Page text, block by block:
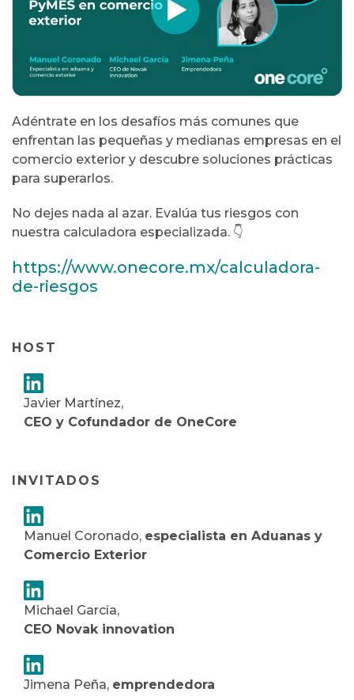
Adéntrate en los desafíos más comunes que
enfrentan las pequeñas y medianas empresas en el
comercio exterior y descubre soluciones prácticas
para superarlos.
No dejes nada al azar. Evalúa tus riesgos con
nuestra calculadora especializada. 👇
https://www.onecore.mx/calculadora-
de-riesgos
HOST
Javier Martínez,
CEO y Cofundador de OneCore
INVITADOS
Manuel Coronado, especialista en Aduanas y
Comercio Exterior
Michael García,
CEO Novak innovation
Jimena Peña, emprendedora